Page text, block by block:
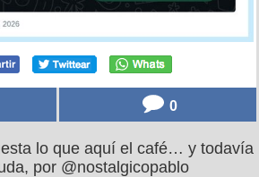
0
lo que aquí el café… y todavía
por @nostalgicopablo